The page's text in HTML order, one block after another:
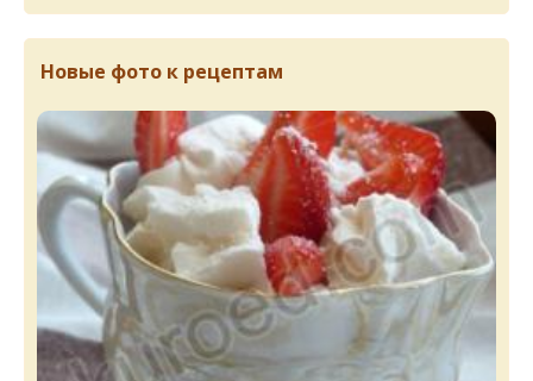
Новые фото к рецептам